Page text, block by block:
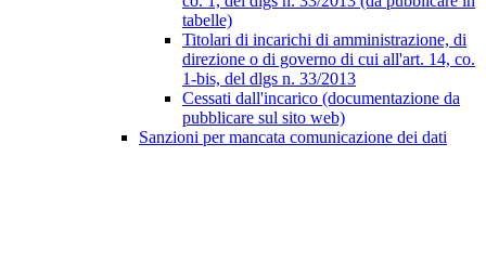
tabelle)
Titolari di incarichi di amministrazione, di
direzione o di governo di cui all'art. 14, co.
1-bis, del dlgs n. 33/2013
Cessati dall'incarico (documentazione da
pubblicare sul sito web)
Sanzioni per mancata comunicazione dei dati